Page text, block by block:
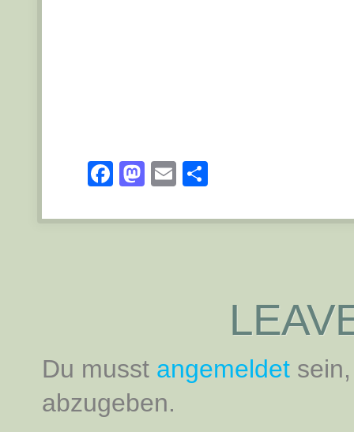
Facebook
Mastodon
Email
Du musst angemeldetsein,
abzugeben.